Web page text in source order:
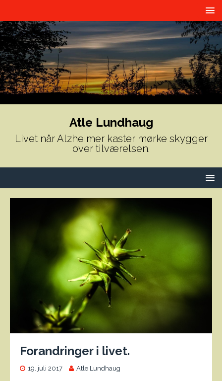
Atle Lundhaug
Livet når Alzheimer kaster mørke skygger
over tilværelsen.
Forandringer i livet.
19. juli 2017 Atle Lundhaug